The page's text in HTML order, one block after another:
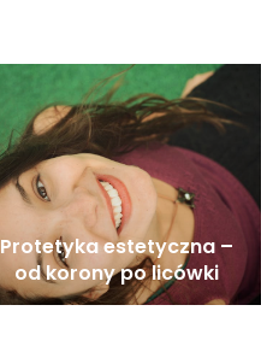
Protetyka estetyczna –
od korony po licówki